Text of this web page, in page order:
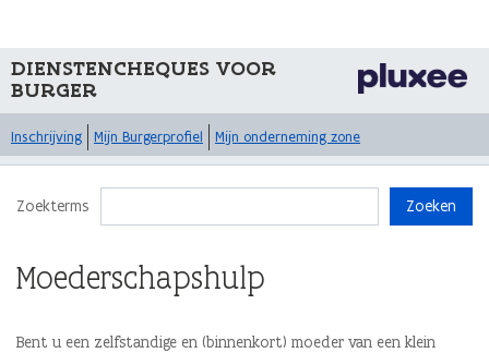
DIENSTENCHEQUES VOOR
BURGER
Inschrijving Mijn Burgerprofiel Mijn onderneming zone
Zoekterms Zoeken
Moederschapshulp
Bent u een zelfstandige en (binnenkort) moeder van een klein